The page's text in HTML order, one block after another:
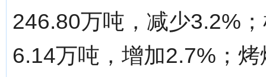
246.80万吨，减少3.2%
6.14万吨，增加2.7%；